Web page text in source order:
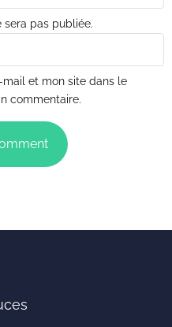
sera pas publiée.
et mon site dans le
commentaire.